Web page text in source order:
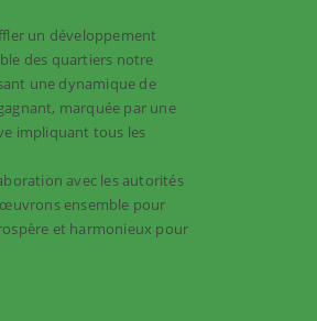
un développement
des quartiers notre
une dynamique de
marquée par une
impliquant tous les
avec les autorités
ensemble pour
et harmonieux pour